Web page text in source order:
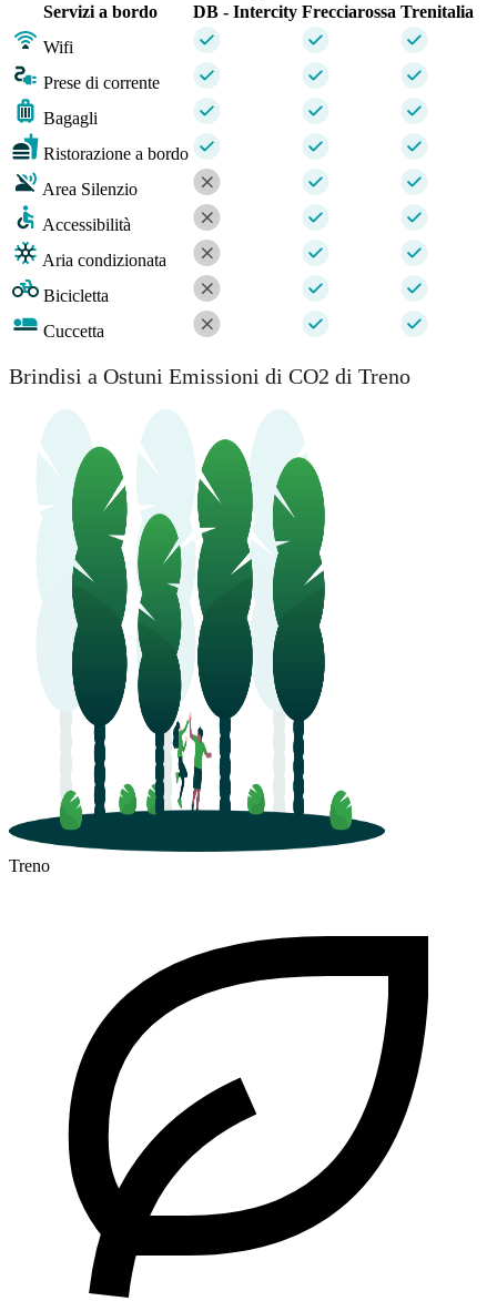
Servizi a bordo
DB - Intercity Frecciarossa Trenitalia
Wifi
Prese di corrente
Bagagli
Ristorazione a bordo
Area Silenzio
Accessibilità
Aria condizionata
Bicicletta
Cuccetta
Brindisi a Ostuni Emissioni di CO2 di Treno
Treno